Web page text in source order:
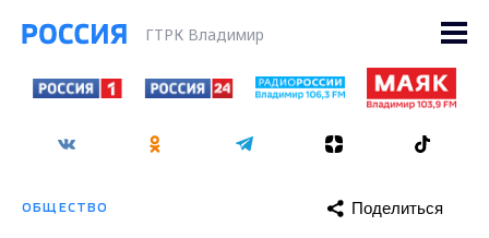
ГТРК Владимир
ОБЩЕСТВО Поделиться